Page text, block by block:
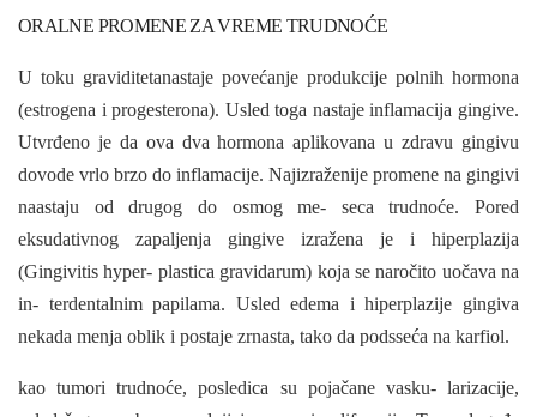
ORALNE PROMENE ZA VREME TRUDNOĆE
U toku graviditetanastaje povećanje produkci­je polnih hormona
(estrogena i progesterona). Usled toga nastaje inflamacija gingive.
Utvrđeno je da ova dva hormona aplikovana u zdravu gingivu
dovode vrlo brzo do inflamacije. Najizraženije pro­mene na gingivi
naastaju od drugog do osmog me- seca trudnoće. Pored
eksudativnog zapaljenja gin­give izražena je i hiperplazija
(Gingivitis hyper- plastica gravidarum) koja se naročito uočava na
in- terdentalnim papilama. Usled edema i hiperplazije gingiva
nekada menja oblik i postaje zrnasta, tako da podsseća na karfiol.
kao tumori trudnoće, posledica su pojačane vasku- larizacije,